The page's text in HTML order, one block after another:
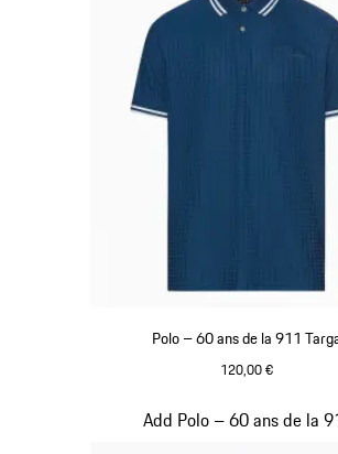
Polo – 60 ans de la 911
120,00 €
Add Polo – 60 ans de la
Diapositive 11 sur 20